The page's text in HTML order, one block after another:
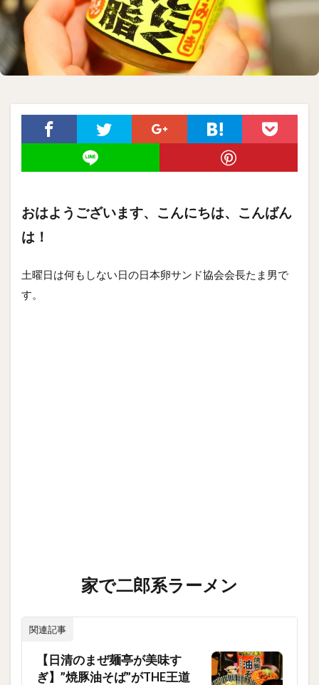
おはようございます、こんにちは、こんばん
は！
土曜日は何もしない日の日本卵サンド協会会長たま男で
す。
家で二郎系ラーメン
関連記事
【日清のまぜ麺亭が美味す
ぎ】”焼豚油そば”がTHE王道